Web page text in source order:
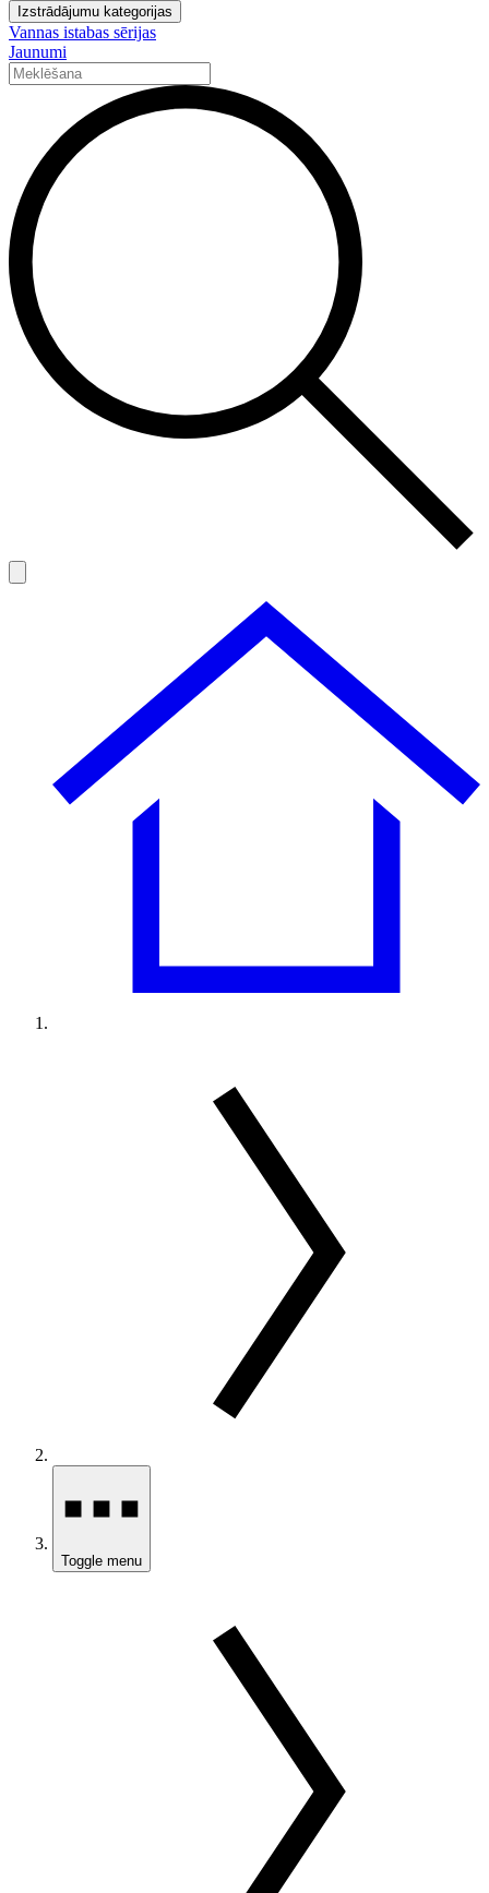
Izstrādājumu kategorijas
Vannas istabas sērijas
Jaunumi
Toggle menu